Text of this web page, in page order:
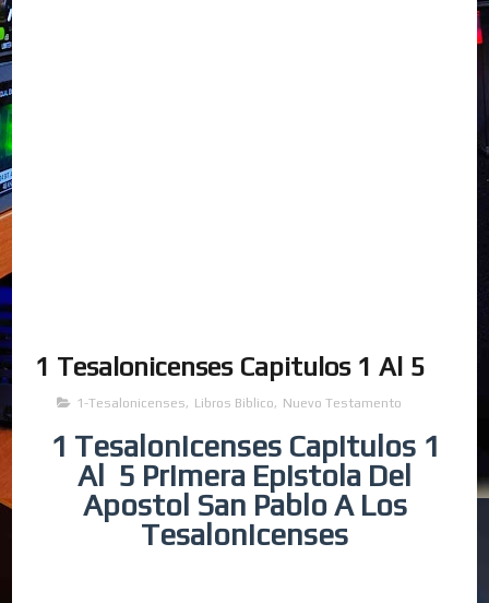
1 Tesalonicenses Capitulos 1 Al 5
1-Tesalonicenses, Libros Biblico, Nuevo Testamento
1 Tesalonicenses Capitulos 1
Al 5 Primera Epistola Del
Apostol San Pablo A Los
Tesalonicenses